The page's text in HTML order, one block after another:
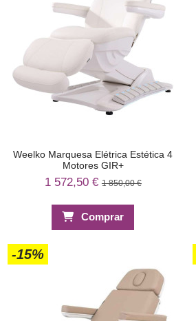
Weelko Marquesa Elétrica Estética 4
Motores GIR+
1 572,50 € 1 850,00 €
Comprar
-15%